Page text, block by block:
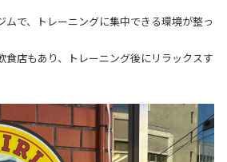
ムで、トレーニングに集中できる環境が整っ
食店もあり、トレーニング後にリラックスす